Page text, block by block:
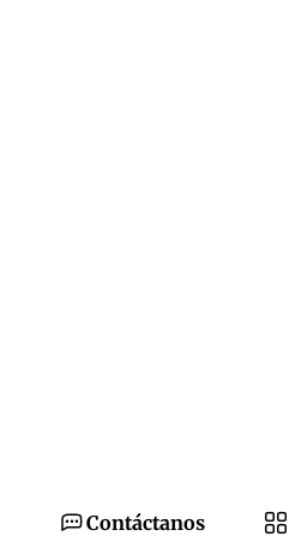
Contáctanos